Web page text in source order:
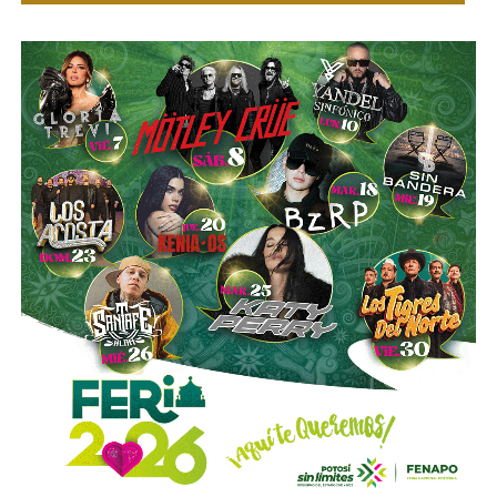
Gómez y De Angoitia han sido por muchos años los
hombre de confianza de Emilio Azcárraga Jean, al
grado que cuando en 2024 este último dio un paso al
costado de la presidencia de Grupo Televisa en medio de
las investigaciones por el presunto soborno a ejecutivos
de la FIFA para asegurar los derechos del Mundial, fueron
ellos dos quienes asumieron el puesto deCo-